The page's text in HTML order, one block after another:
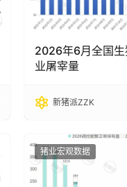
2026年6月全国
业屠宰量
新猪派ZZK
猪业宏观数据